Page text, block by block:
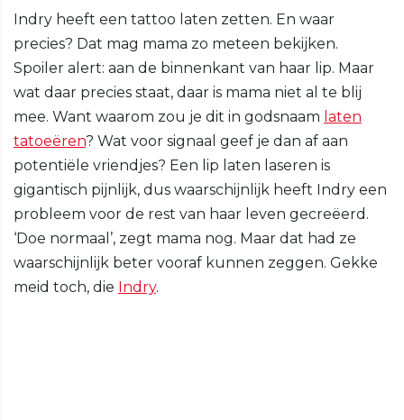
Indry heeft een tattoo laten zetten. En waar
precies? Dat mag mama zo meteen bekijken.
Spoiler alert: aan de binnenkant van haar lip. Maar
wat daar precies staat, daar is mama niet al te blij
mee. Want waarom zou je dit in godsnaam laten
tatoeëren? Wat voor signaal geef je dan af aan
potentiële vriendjes? Een lip laten laseren is
gigantisch pijnlijk, dus waarschijnlijk heeft Indry een
probleem voor de rest van haar leven gecreëerd.
‘Doe normaal’, zegt mama nog. Maar dat had ze
waarschijnlijk beter vooraf kunnen zeggen. Gekke
meid toch, die Indry.